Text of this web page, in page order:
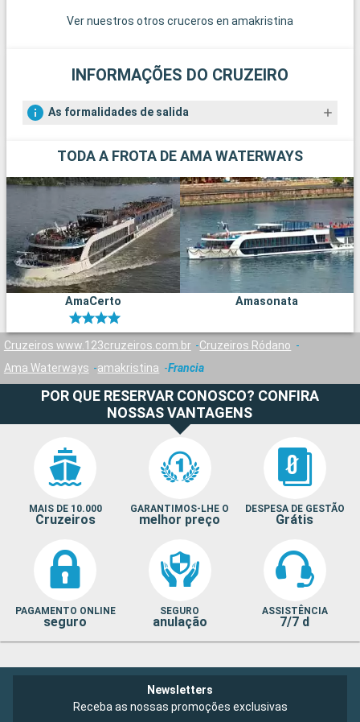
Ver nuestros otros cruceros en amakristina
INFORMAÇÕES DO CRUZEIRO
As formalidades de salida
TODA A FROTA DE AMA WATERWAYS
AmaCerto Amasonata
Cruzeiros www.123cruzeiros.com.br
Cruzeiros Ródano
Ama Waterways
amakristina Francia
POR QUE RESERVAR CONOSCO? CONFIRA
NOSSAS VANTAGENS
MAIS DE 10.000
Cruzeiros
GARANTIMOS-LHE O
melhor preço
DESPESA DE GESTÃO
Grátis
PAGAMENTO ONLINE
seguro
SEGURO
anulação
ASSISTÊNCIA
7/7 d
Newsletters
Receba as nossas promoções exclusivas